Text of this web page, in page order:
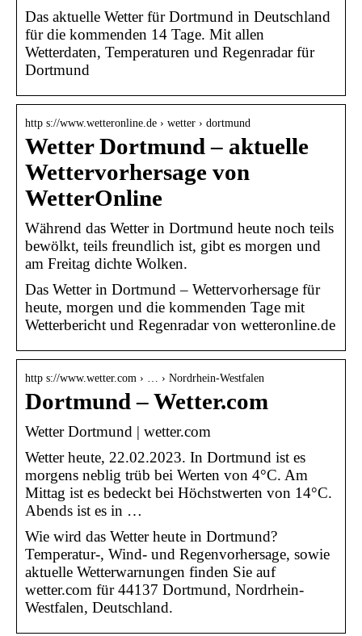
Das aktuelle Wetter für Dortmund in Deutschland
für die kommenden 14 Tage. Mit allen
Wetterdaten, Temperaturen und Regenradar für
Dortmund
http s://www.wetteronline.de › wetter › dortmund
Wetter Dortmund – aktuelle
Wettervorhersage von
WetterOnline
Während das Wetter in Dortmund heute noch teils
bewölkt, teils freundlich ist, gibt es morgen und
am Freitag dichte Wolken.
Das Wetter in Dortmund – Wettervorhersage für
heute, morgen und die kommenden Tage mit
Wetterbericht und Regenradar von wetteronline.de
http s://www.wetter.com › … › Nordrhein-Westfalen
Dortmund – Wetter.com
Wetter Dortmund | wetter.com
Wetter heute, 22.02.2023. In Dortmund ist es
morgens neblig trüb bei Werten von 4°C. Am
Mittag ist es bedeckt bei Höchstwerten von 14°C.
Abends ist es in …
Wie wird das Wetter heute in Dortmund?
Temperatur-, Wind- und Regenvorhersage, sowie
aktuelle Wetterwarnungen finden Sie auf
wetter.com für 44137 Dortmund, Nordrhein-
Westfalen, Deutschland.